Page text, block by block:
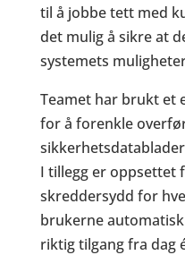
til å jobbe tett med
det mulig å sikre at
systemets
Teamet har brukt et
for å forenkle
I tillegg er oppsettet
skreddersydd for
brukerne
riktig tilgang fra dag